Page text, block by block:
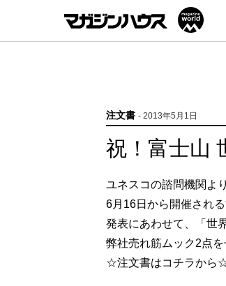
注文書 - 2013年5月1日
祝！富士山
ユネスコの諮問機関よ
6月16日から開催され
発表にあわせて、「世
弊社売れ筋ムック2点を
☆注文書はコチラから